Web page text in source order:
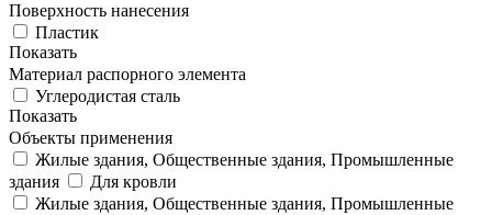
Поверхность нанесения
Пластик
Показать
Материал распорного элемента
Углеродистая сталь
Показать
Объекты применения
Жилые здания, Общественные здания, Промышленные
здания
Для кровли
Жилые здания, Общественные здания, Промышленные